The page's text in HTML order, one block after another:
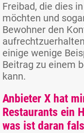
Freibad, die dies
möchten und
Bewohner den
einige wenige
Beitrag zu einem
kann.
Anbieter X hat
Restaurants ein
was ist daran